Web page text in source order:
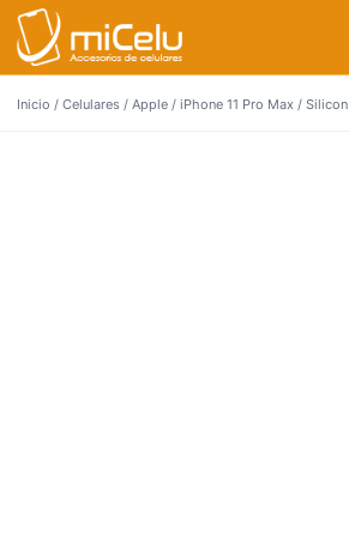
Inicio / Celulares / Apple / iPhone 11 Pro Max / Silicon